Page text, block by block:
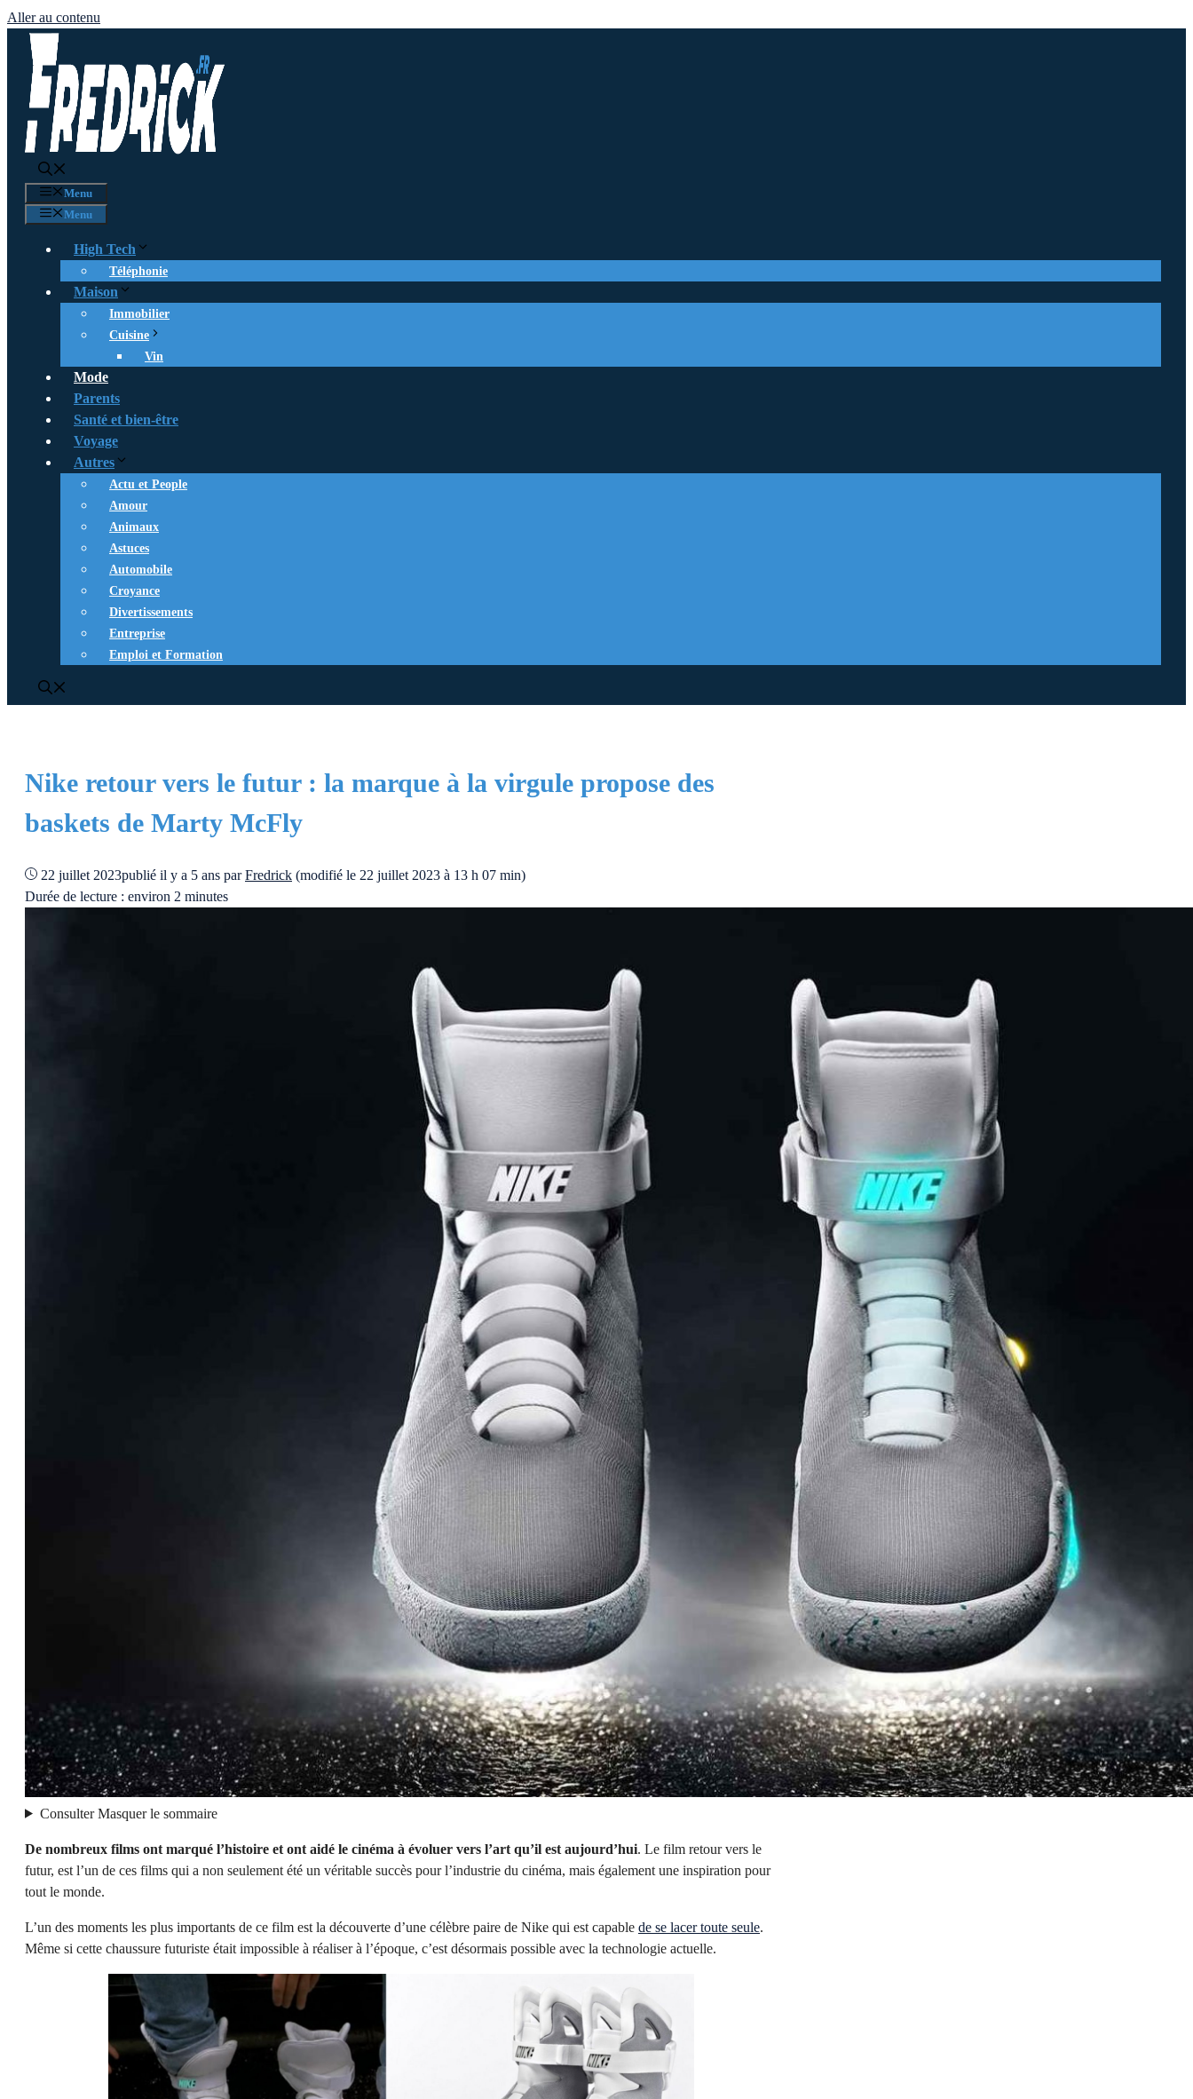
Aller au contenu
Menu
Menu
High Tech
Téléphonie
Maison
Immobilier
Cuisine
Vin
Mode
Parents
Santé et bien-être
Voyage
Autres
Actu et People
Amour
Animaux
Astuces
Automobile
Croyance
Divertissements
Entreprise
Emploi et Formation
Nike retour vers le futur : la marque à la virgule propose des
baskets de Marty McFly
22 juillet 2023publié il y a 5 ans parFredrick (modifié le 22 juillet 2023 à 13 h 07 min)
Durée de lecture : environ 2 minutes
ConsulterMasquerle sommaire
De nombreux films ont marqué l’histoire et ont aidé le cinéma à évoluer vers l’art qu’il est aujourd’hui. Le film retour vers le
futur, est l’un de ces films qui a non seulement été un véritable succès pour l’industrie du cinéma, mais également une inspiration pour
tout le monde.
L’un des moments les plus importants de ce film est la découverte d’une célèbre paire de Nike qui est capable de se lacer toute seule.
Même si cette chaussure futuriste était impossible à réaliser à l’époque, c’est désormais possible avec la technologie actuelle.